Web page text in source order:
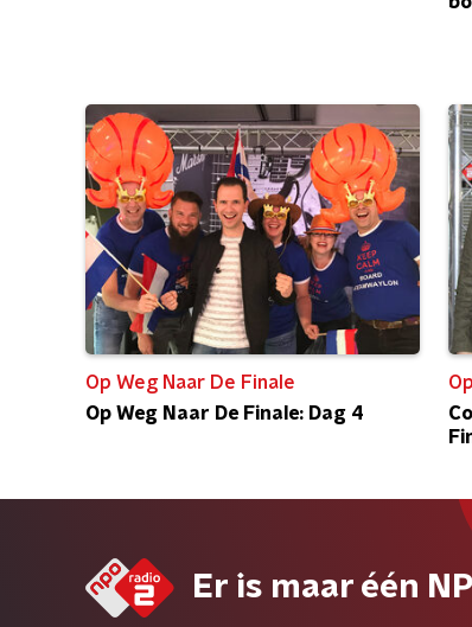
Op Weg Naar De Finale
Op Weg Naar De Finale: Dag 4
Er is maar één